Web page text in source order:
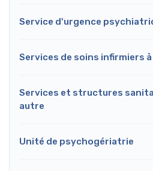
Service d'urgence
Services de soins infirmiers à
Services et structures
autre
Unité de psychogériatrie